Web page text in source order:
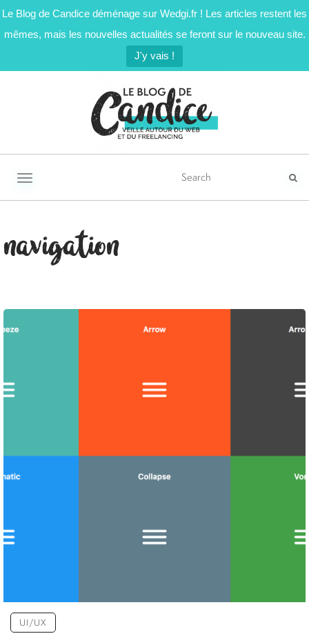
Le Blog de Candice déménage sur Wedgi.fr ! Les articles restent les
mêmes, mais les nouvelles actualités se feront sur le nouveau site.
J'y vais !
Activer/désactiver la navigation
navigation
UI/UX